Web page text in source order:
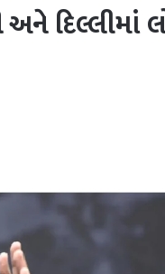
દિલ્લીમાં